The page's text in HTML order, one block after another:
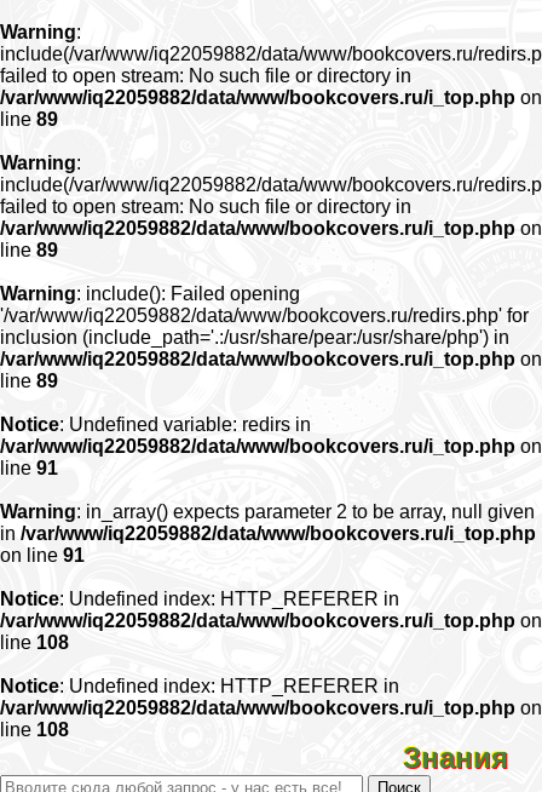
Warning:
include(/var/www/iq22059882/data/www/bookcovers.ru/
failed to open stream: No such file or directory in
/var/www/iq22059882/data/www/bookcovers.ru/i_top.php on
line 89
Warning:
include(/var/www/iq22059882/data/www/bookcovers.ru/
failed to open stream: No such file or directory in
/var/www/iq22059882/data/www/bookcovers.ru/i_top.php on
line 89
Warning: include(): Failed opening
'/var/www/iq22059882/data/www/bookcovers.ru/redirs.php' for
inclusion (include_path='.:/usr/share/pear:/usr/share/php') in
/var/www/iq22059882/data/www/bookcovers.ru/i_top.php on
line 89
Notice: Undefined variable: redirs in
/var/www/iq22059882/data/www/bookcovers.ru/i_top.php on
line 91
Warning: in_array() expects parameter 2 to be array, null given
in /var/www/iq22059882/data/www/bookcovers.ru/i_top.php
on line 91
Notice: Undefined index: HTTP_REFERER in
/var/www/iq22059882/data/www/bookcovers.ru/i_top.php on
line 108
Notice: Undefined index: HTTP_REFERER in
/var/www/iq22059882/data/www/bookcovers.ru/i_top.php on
line 108
Знания